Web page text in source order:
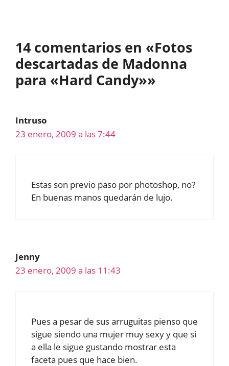
14 comentarios en «Fotos
descartadas de Madonna
para «Hard Candy»»
Intruso
23 enero, 2009 a las 7:44
Estas son previo paso por photoshop, no?
En buenas manos quedarán de lujo.
Jenny
23 enero, 2009 a las 11:43
Pues a pesar de sus arruguitas pienso que
sigue siendo una mujer muy sexy y que si
a ella le sigue gustando mostrar esta
faceta pues que hace bien.